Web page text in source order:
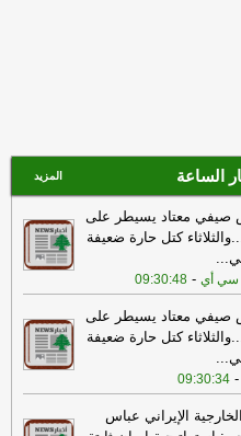
إسرائيلي عند الأطراف
لمدينة ميس الجبل قرب مجمع
الرياضي-لبنانون 24
الوكالة الوطنية للإعلام: محلّقة
ألقت مواد متفجرة على مرتفع
عند اطراف النبطية الفوقا-
الرئيس الإيراني مسعود بزشكيان:
الأميركي خالف بند مضيق هرمز في
ونحن بدورنا رددنا عليهم-
مستشار المرشد الإيراني: القوى
الساعة المزيد
معتاد يسيطر على
كتل حارة ضعيفة
...
سي أي -
09:30:48
معتاد يسيطر على
كتل حارة ضعيفة
...
-
09:30:34
الإيراني عباس